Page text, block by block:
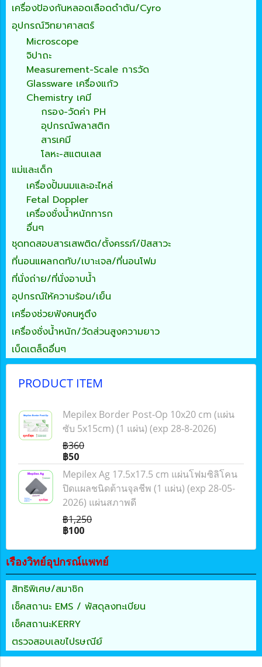
เครื่องป้องกันหลอดเลือดดำตัน/Cyro
อุปกรณ์วิทยาศาสตร์
Microscope
จิปาถะ
Measurement-Scale การวัด
Glassware เครื่องแก้ว
Chemistry เคมี
กรอง-วัดค่า PH
อุปกรณ์พลาสติก
สารเคมี
โลหะ-สแตนเลส
แม่และเด็ก
เครื่องปั้มนมและอะไหล่
Fetal Doppler
เครื่องชั่งน้ำหนักทารก
อื่นๆ
ชุดทดสอบสารเสพติด/ตั้งครรภ์/ปัสสาวะ
ที่นอนแผลกดทับ/เบาะเจล/ที่นอนโฟม
ที่นั่งถ่าย/ที่นั่งอาบน้ำ
อุปกรณ์ให้ความร้อน/เย็น
เครื่องช่วยฟังคนหูตึง
เครื่องชั่งน้ำหนัก/วัดส่วนสูงความยาว
เบ็ดเตล็ดอื่นๆ
PRODUCT ITEM
Mepilex Border Post-Op 10x20 cm (แผ่น
ซับ 5x15cm) (1 แผ่น) (exp 28-8-2026)
฿360
฿50
Mepilex Ag 17.5x17.5 cm แผ่นโฟมซิลิโคน
ปิดแผลชนิดต้านจุลชีพ (1 แผ่น) (exp 28-05-
2026) แผ่นสภาพดี
฿1,250
฿100
เรืองวิทย์อุปกรณ์แพทย์
สิทธิพิเศษ/สมาชิก
เช็คสถานะ EMS / พัสดุลงทะเบียน
เช็คสถานะKERRY
ตรวจสอบเลขไปรษณีย์